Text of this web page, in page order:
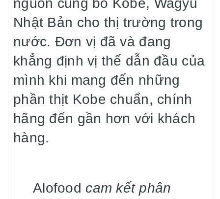
nguồn cung bò Kobe, Wagyu
Nhật Bản cho thị trường trong
nước. Đơn vị đã và đang
khẳng định vị thế dẫn đầu của
mình khi mang đến những
phần thịt Kobe chuẩn, chính
hãng đến gần hơn với khách
hàng.
Alofood cam kết phân